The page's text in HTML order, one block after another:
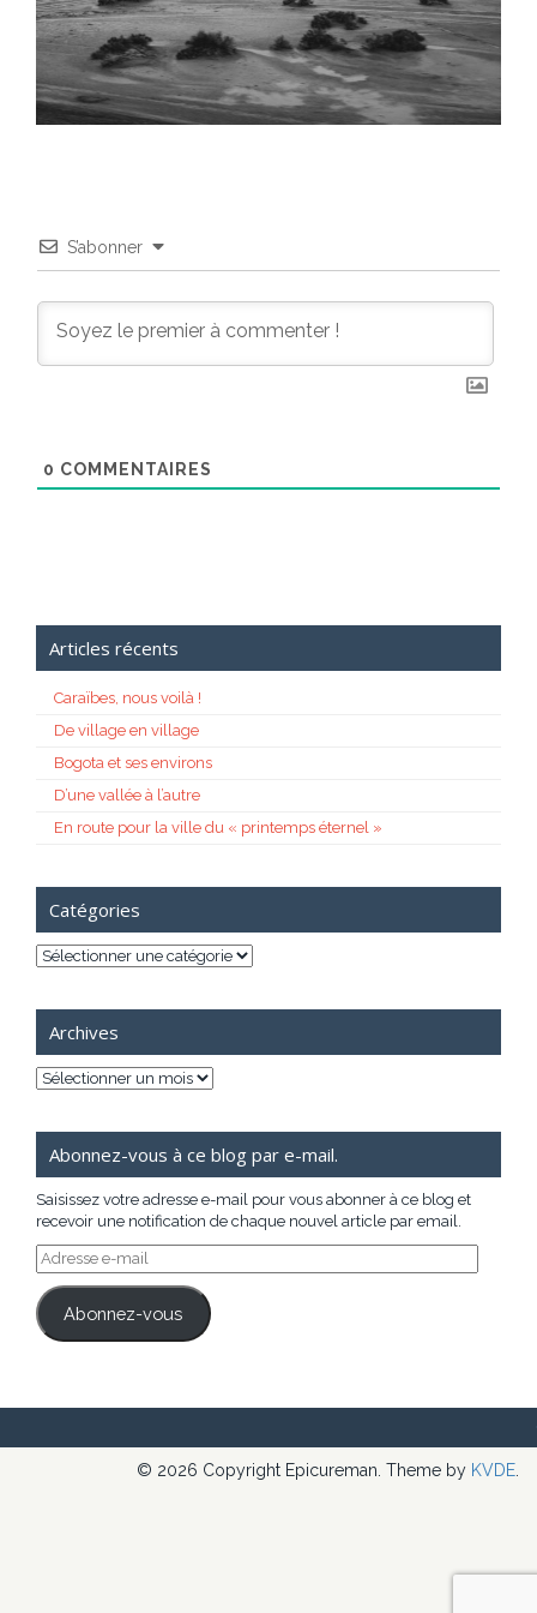
S’abonner
0 COMMENTAIRES
Articles récents
Caraïbes, nous voilà !
De village en village
Bogota et ses environs
D’une vallée à l’autre
En route pour la ville du « printemps éternel »
Catégories
Catégories
Archives
Archives
Abonnez-vous à ce blog par e-mail.
Saisissez votre adresse e-mail pour vous abonner à ce blog et
recevoir une notification de chaque nouvel article par email.
Adresse
e-
mail
Abonnez-vous
© 2026 Copyright Epicureman. Theme by KVDE.